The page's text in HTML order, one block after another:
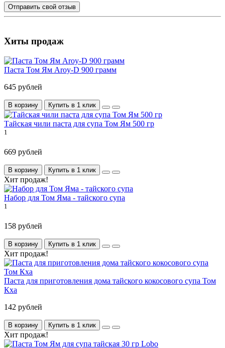
Отправить свой отзыв
Хиты продаж
Паста Том Ям Aroy-D 900 грамм
645 рублей
В корзину Купить в 1 клик
Тайская чили паста для супа Том Ям 500 гр
1
669 рублей
В корзину Купить в 1 клик
Хит продаж!
Набор для Том Яма - тайского супа
1
158 рублей
В корзину Купить в 1 клик
Хит продаж!
Паста для приготовления дома тайского кокосового супа Том
Кха
142 рублей
В корзину Купить в 1 клик
Хит продаж!